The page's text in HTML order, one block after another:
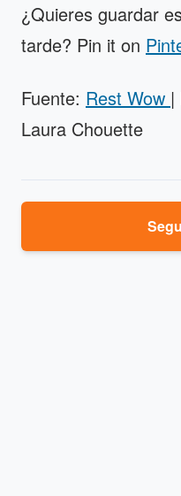
¿Quieres guardar
tarde? Pin it on
Fuente: Rest Wow |
Laura Chouette